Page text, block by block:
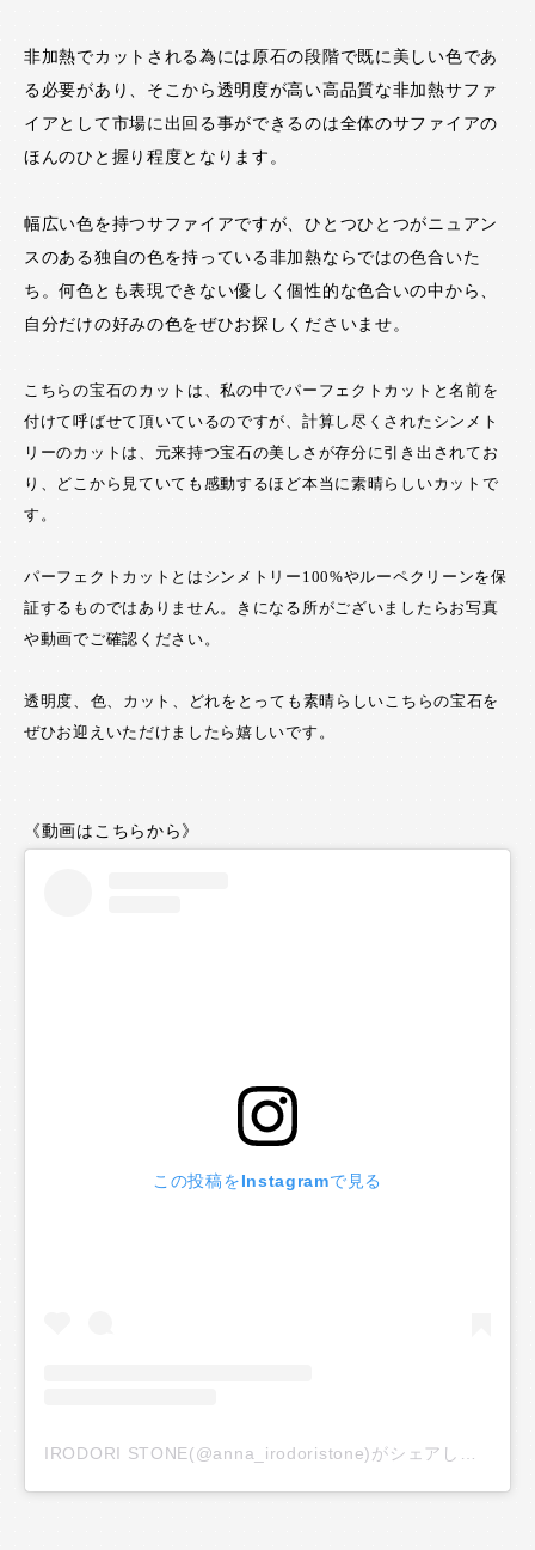
非加熱でカットされる為には原石の段階で既に美しい色であ
る必要があり、そこから透明度が高い高品質な非加熱サファ
イアとして市場に出回る事ができるのは全体のサファイアの
ほんのひと握り程度となります。
幅広い色を持つサファイアですが、ひとつひとつがニュアン
スのある独自の色を持っている非加熱ならではの色合いた
ち。何色とも表現できない優しく個性的な色合いの中から、
自分だけの好みの色をぜひお探しくださいませ。
こちらの宝石のカットは、私の中でパーフェクトカットと名前を
付けて呼ばせて頂いているのですが、計算し尽くされたシンメト
リーのカットは、元来持つ宝石の美しさが存分に引き出されてお
り、どこから見ていても感動するほど本当に素晴らしいカットで
す。
パーフェクトカットとはシンメトリー100%やルーペクリーンを保
証するものではありません。きになる所がございましたらお写真
や動画でご確認ください。
透明度、色、カット、どれをとっても素晴らしいこちらの宝石を
ぜひお迎えいただけましたら嬉しいです。
《動画はこちらから》
この投稿をInstagramで見る